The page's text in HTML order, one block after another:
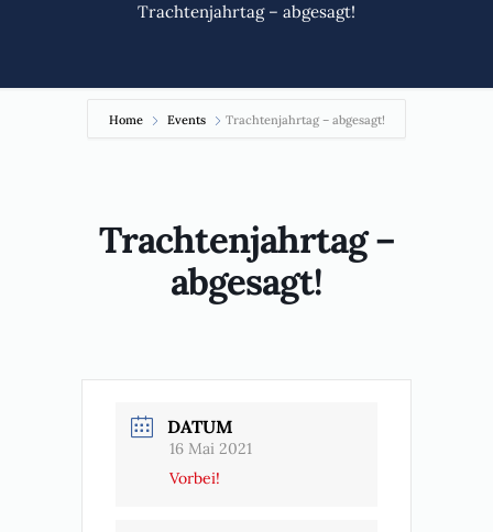
Trachtenjahrtag – abgesagt!
Home Events Trachtenjahrtag – abgesagt!
Trachtenjahrtag –
abgesagt!
DATUM
16 Mai 2021
Vorbei!